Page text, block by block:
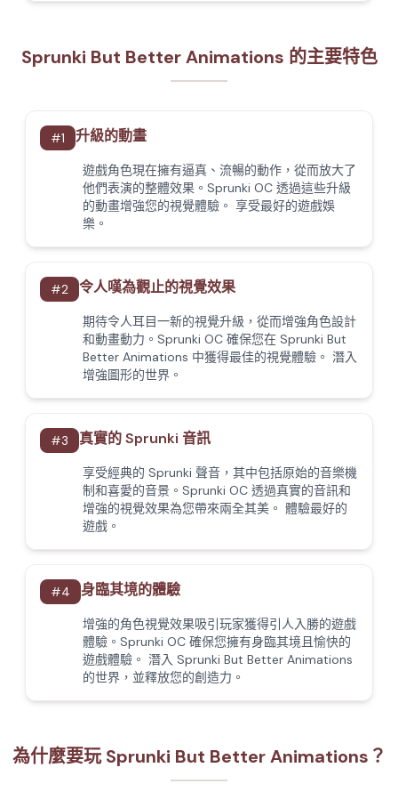
Sprunki But Better Animations 的主要特色
#1 升級的動畫
遊戲角色現在擁有逼真、流暢的動作，從而放大了
他們表演的整體效果。Sprunki OC 透過這些升級
的動畫增強您的視覺體驗。 享受最好的遊戲娛
樂。
#2 令人嘆為觀止的視覺效果
期待令人耳目一新的視覺升級，從而增強角色設計
和動畫動力。Sprunki OC 確保您在 Sprunki But
Better Animations 中獲得最佳的視覺體驗。 潛入
增強圖形的世界。
#3 真實的 Sprunki 音訊
享受經典的 Sprunki 聲音，其中包括原始的音樂機
制和喜愛的音景。Sprunki OC 透過真實的音訊和
增強的視覺效果為您帶來兩全其美。 體驗最好的
遊戲。
#4 身臨其境的體驗
增強的角色視覺效果吸引玩家獲得引人入勝的遊戲
體驗。Sprunki OC 確保您擁有身臨其境且愉快的
遊戲體驗。 潛入 Sprunki But Better Animations
的世界，並釋放您的創造力。
為什麼要玩 Sprunki But Better Animations？